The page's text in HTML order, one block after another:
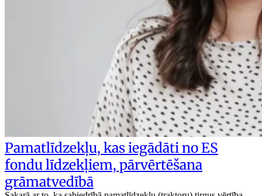
Pamatlīdzekļu, kas iegādāti no ES
fondu līdzekļiem, pārvērtēšana
grāmatvedībā